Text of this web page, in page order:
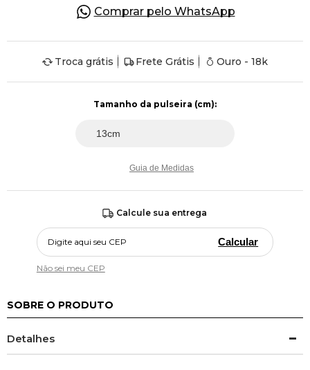
Comprar pelo WhatsApp
Troca grátis Frete Grátis Ouro - 18k
Guia de Medidas
Calcule sua entrega
Calcular
Não sei meu CEP
SOBRE O PRODUTO
Detalhes